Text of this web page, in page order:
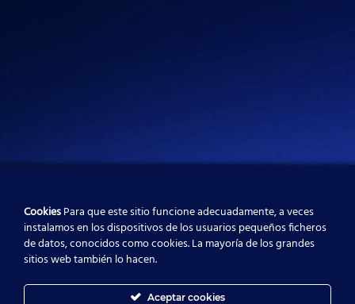
CookiesPara que este sitio funcione adecuadamente, a veces
instalamos en los dispositivos de los usuarios pequeños ficheros
de datos, conocidos como cookies. La mayoría de los grandes
sitios web también lo hacen.
Aceptar cookies